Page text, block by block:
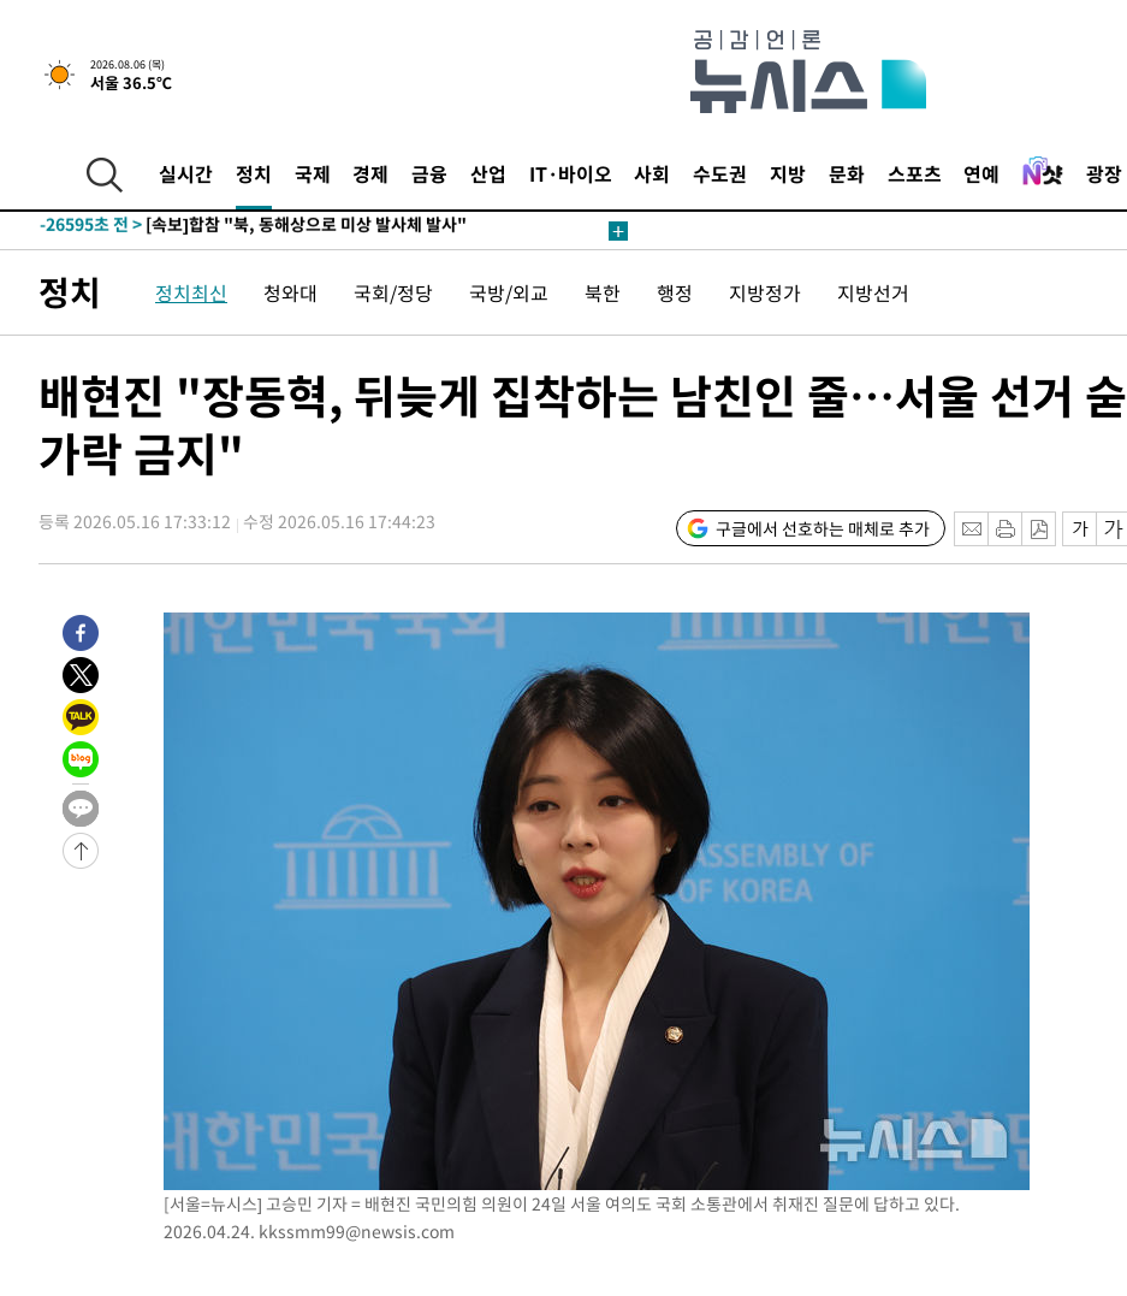
2026.08.06 (목)
서울 36.5℃
실시간 정치 국제 경제 금융 산업 IT·바이오 사회 수도권 지방 문화 스포츠 연예 광장
-2808초 전 >[속보]경찰, '홍명보 선임 논란' 대한축구협회·축구회관 등 압수수색
-29011초 전 >[속보]합참 "北 발사체는 단거리탄도미사일…감시·경계태세 강
-27189초 전 >
[속보] SKT, 에이닷 서비스 장애 발생…"원인 파악 중"
-26595초 전 >
-25991초 전 > '낮 최고 39도' 불볕더위…한밤 열대야도 계속[내일날씨]
-25612초 전 >
"韓 외환시장 개입 관측 배경엔 美의 대한국 무역적자 있어"
-25439초 전 >'월드컵 탈락 후폭풍' 축구협회…초유의 압수수색에 '충격·당황'
-24841초 전 >[속보]종합특검, 대검 추가 압수수색…내란 중요임무종사 혐의
-20936초 전 >[속보]코스닥, 800p 회복…0.26% 오른 801.67 마감
-20866초 전 >[속보]코스피, 301.88포인트(4.58%) 내린 6296.38 마감
-18330초 전 >"여기 떨어졌다"…다누리, 스페이스X 로켓 달 충돌 흔적 포착
-15375초 전 >손흥민, 5경기 연속골 실패…LAFC는 승부차기 끝 과달라하라 격파
-7613초 전 >
트럼프, 한국계 진보 주지사 후보 맹공…"공산주의가 최대 위협"
-7591초 전 >
"美간섭에 합의 지연"…트럼프, '이란 호르무즈 통제권' 수용할까
-4111초 전 >
[속보]산업장관 "李정부, 원전 반대 안해…안정 전력 위해 불가피"
-2808초 전 >
[속보]경찰, '홍명보 선임 논란' 대한축구협회·축구회관 등 압수수색
-29011초 전 >
[속보]합참 "北 발사체는 단거리탄도미사일…감시·경계태세 강
화"
-28759초 전 >
日방위성, 北이 동해로 쏜 발사체는 탄도미사일 가능성
-27189초 전 >
[속보] SKT, 에이닷 서비스 장애 발생…"원인 파악 중"
-26595초 전 >
'낮 최고 39도' 불볕더위…한밤 열대야도 계속[내일날씨]
[속보]7~9일 프로야구 3연전도 폭염 취소…11일 재개
"韓 외환시장 개입 관측 배경엔 美의 대한국 무역적자 있어"
'월드컵 탈락 후폭풍' 축구협회…초유의 압수수색에 '충격·당황'
서울 낮 37.9도, 올여름 최고치 경신…영등포 순간 '40도'
[속보]종합특검, 대검 추가 압수수색…내란 중요임무종사 혐의
[속보]코스닥, 800p 회복…0.26% 오른 801.67 마감
[속보]코스피, 301.88포인트(4.58%) 내린 6296.38 마감
[속보]원·달러 환율, 0.7원 내린 1423.8원 마감
"여기 떨어졌다"…다누리, 스페이스X 로켓 달 충돌 흔적 포착
손흥민, 5경기 연속골 실패…LAFC는 승부차기 끝 과달라하라 격파
정치 정치최신 청와대 국회/정당 국방/외교 북한 행정 지방정가 지방선거
배현진 "장동혁, 뒤늦게 집착하는 남친인 줄…서울 선거 숟
가락 금지"
등록 2026.05.16 17:33:12 수정 2026.05.16 17:44:23 구글에서 선호하는 매체로 추가
[서울=뉴시스] 고승민 기자 = 배현진 국민의힘 의원이 24일 서울 여의도 국회 소통관에서 취재진 질문에 답하고 있다.
2026.04.24. kkssmm99@newsis.com